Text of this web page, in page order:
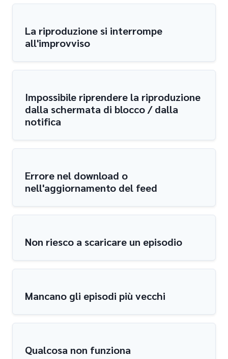
La riproduzione si interrompe
all'improvviso
Impossibile riprendere la riproduzione
dalla schermata di blocco / dalla
notifica
Errore nel download o
nell'aggiornamento del feed
Non riesco a scaricare un episodio
Mancano gli episodi più vecchi
Qualcosa non funziona